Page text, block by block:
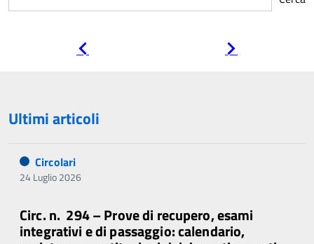
Ultimi articoli
Circolari
24 Luglio 2026
Circ. n. 294 – Prove di recupero, esami
integrativi e di passaggio: calendario,